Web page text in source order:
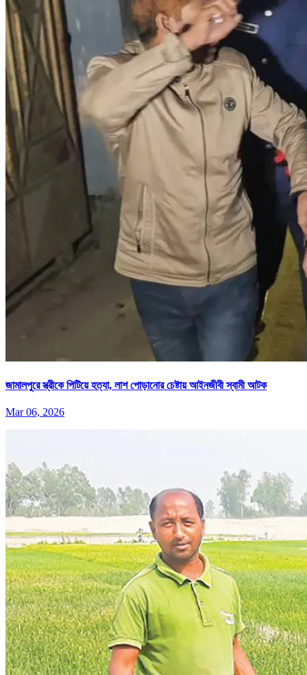
জামালপুরে স্ত্রীকে পিটিয়ে হত্যা, লাশ পোড়ানোর চেষ্টায় আইনজীবী স্বামী আটক
Mar 06, 2026